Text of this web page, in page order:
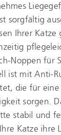
sorgfältig
Ihrer
Noppen für
ist mit Anti-
die für eine
sorgen.
stabil und
Katze ihre